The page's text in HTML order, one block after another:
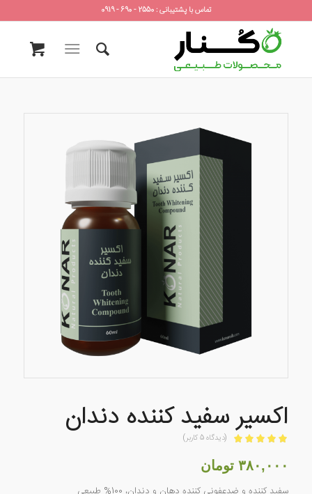
تماس با پشتیبانی : 2550 - 690 - 0919
اکسیر سفید کننده دندان
از 5 در
(دیدگاه5کاربر)
۳۸۰,۰۰۰ تومان